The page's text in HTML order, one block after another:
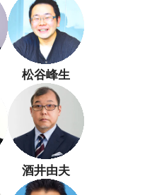
松谷峰生
酒井由夫